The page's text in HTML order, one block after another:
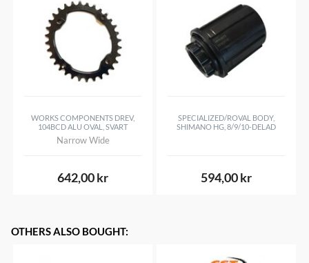
WORKS COMPONENTS DREV,
104BCD ALU OVAL, SVART
Narrow Wide
642,00 kr
SPECIALIZED/ROVAL BODY,
SHIMANO HG, 8/9/10-DELAD
594,00 kr
OTHERS ALSO BOUGHT: